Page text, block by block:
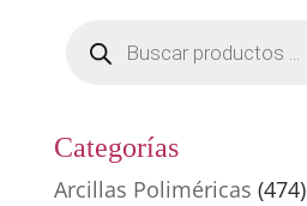
productos
Categorías
Arcillas Poliméricas (474)